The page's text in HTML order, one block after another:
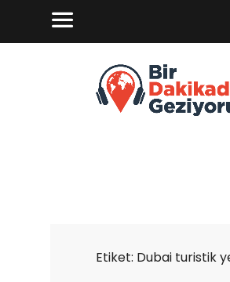
Etiket: Dubai turistik